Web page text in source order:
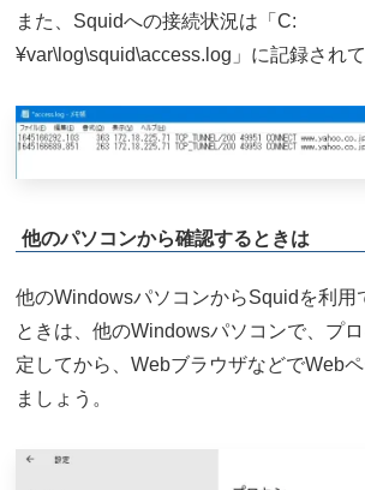
また、Squidへの接続状況は「C:
¥var\log\squid\access.log」に記録されて
他のパソコンから確認するときは
他のWindowsパソコンからSquidを利用
ときは、他のWindowsパソコンで、プ
定してから、WebブラウザなどでWeb
ましょう。